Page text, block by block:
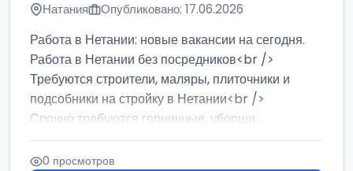
Натания Опубликовано: 17.06.2026
Работа в Нетании: новые вакансии на сегодня.
Работа в Нетании без посредников<br />
Требуются строители, маляры, плиточники и
подсобники на стройку в Нетании<br />
Срочно требуются горничные, уборщи...
0 просмотров